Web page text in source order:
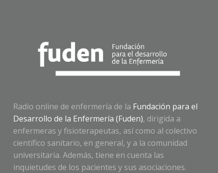
Radio online de enfermería de la Fundación para el
Desarrollo de la Enfermería (Fuden), dirigida a
enfermeras y fisioterapeutas, así como al colectivo
científico sanitario, en general, y a la comunidad
universitaria. Además, tiene en cuenta las
inquietudes de los pacientes y sus asociaciones.